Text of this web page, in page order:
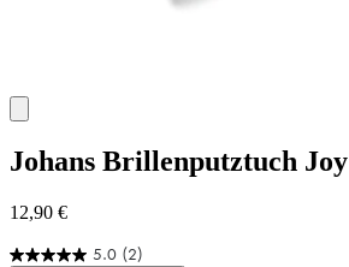
Johans Brillenputztuch Joy
12,90 €
5.0 (2)